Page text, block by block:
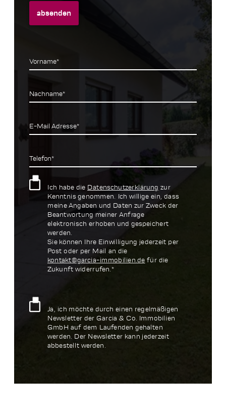
absenden
Vorname*
Nachname*
E-Mail Adresse*
Telefon*
Ich habe die Datenschutzerklärung zur
Kenntnis genommen. Ich willige ein, dass
meine Angaben und Daten zur Zweck der
Beantwortung meiner Anfrage
elektronisch erhoben und gespeichert
werden.
Sie können Ihre Einwilligung jederzeit per
Post oder per Mail an die
kontakt@garcia-immobilien.de für die
Zukunft widerrufen.*
Ja, ich möchte durch einen regelmäßigen
Newsletter der Garcia & Co. Immobilien
GmbH auf dem Laufenden gehalten
werden. Der Newsletter kann jederzeit
abbestellt werden.